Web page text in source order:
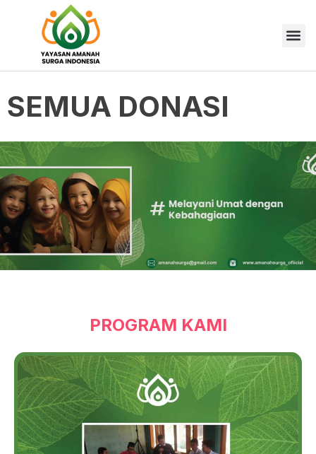
SEMUA DONASI
PROGRAM KAMI